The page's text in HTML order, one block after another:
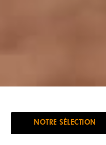
NOTRE SÉLECTION